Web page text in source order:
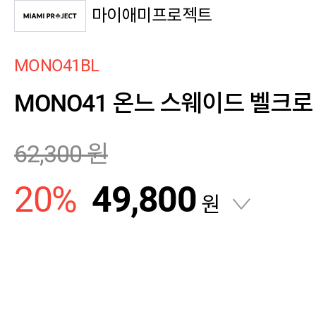
마이애미프로젝트
MONO41BL
MONO41 온느 스웨이드 벨크
62,300원
20% 49,800 원